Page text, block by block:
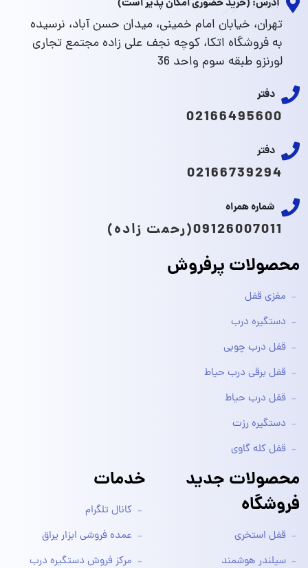
آدرس: (خرید حضوری امکان پذیر است)
تهران، خیابان امام خمینی، میدان حسن آباد، نرسیده
به فروشگاه اتکا، کوچه نجف علی زاده مجتمع تجاری
لورنزو طبقه سوم واحد 36
دفتر
02166495600
دفتر
02166739294
شماره همراه
09126007011(رحمت زاده)
محصولات پرفروش
مغزی قفل
دستگیره درب
قفل درب چوبی
قفل برقی درب حیاط
قفل درب حیاط
دستگیره رزت
قفل کله گاوی
محصولات جدید
فروشگاه
قفل استخری
سیلندر هوشمند
خدمات
کانال تلگرام
عمده فروشی ابزار یراق
مرکز فروش دستگیره درب